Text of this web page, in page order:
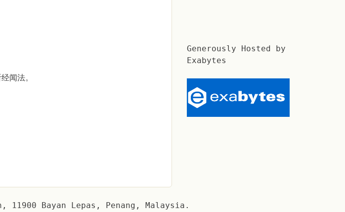
闻法。
Generously Hosted by
Exabytes
11900 Bayan Lepas, Penang, Malaysia.